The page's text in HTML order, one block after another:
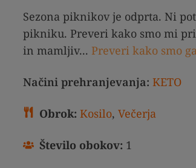
Sezona piknikov je odprta. Ni
pikniku. Preveri kako smo mi
in mamljiv... Preveri kako smo
Načini prehranjevanja: KETO
Obrok: Kosilo, Večerja
Število obokov: 1